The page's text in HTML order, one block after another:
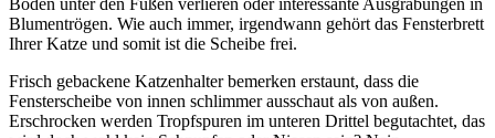
Boden unter den Füßen verlieren oder interessante Ausgrabungen in
Blumentrögen. Wie auch immer, irgendwann gehört das Fensterbrett
Ihrer Katze und somit ist die Scheibe frei.
Frisch gebackene Katzenhalter bemerken erstaunt, dass die
Fensterscheibe von innen schlimmer ausschaut als von außen.
Erschrocken werden Tropfspuren im unteren Drittel begutachtet, das